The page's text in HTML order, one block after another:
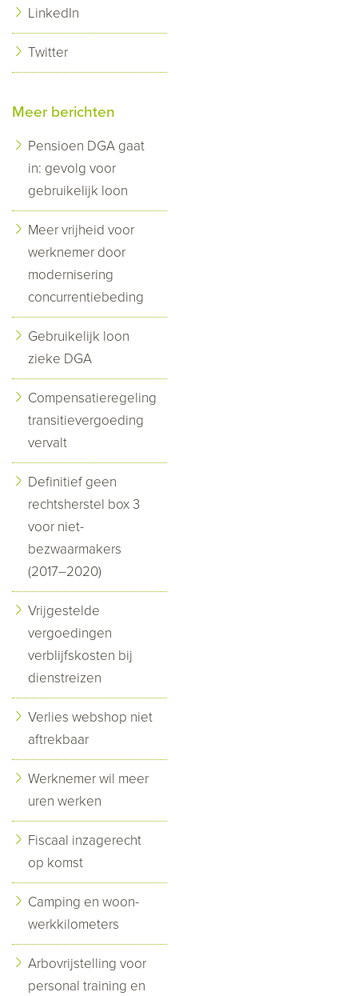
LinkedIn
Twitter
Meer berichten
Pensioen DGA gaat
in: gevolg voor
gebruikelijk loon
Meer vrijheid voor
werknemer door
modernisering
concurrentiebeding
Gebruikelijk loon
zieke DGA
Compensatieregeling
transitievergoeding
vervalt
Definitief geen
rechtsherstel box 3
voor niet-
bezwaarmakers
(2017–2020)
Vrijgestelde
vergoedingen
verblijfskosten bij
dienstreizen
Verlies webshop niet
aftrekbaar
Werknemer wil meer
uren werken
Fiscaal inzagerecht
op komst
Camping en woon-
werkkilometers
Arbovrijstelling voor
personal training en